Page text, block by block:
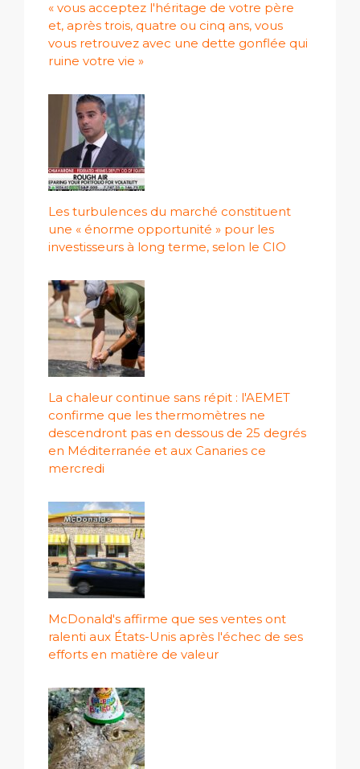
« vous acceptez l'héritage de votre père
et, après trois, quatre ou cinq ans, vous
vous retrouvez avec une dette gonflée qui
ruine votre vie »
Les turbulences du marché constituent
une « énorme opportunité » pour les
investisseurs à long terme, selon le CIO
La chaleur continue sans répit : l'AEMET
confirme que les thermomètres ne
descendront pas en dessous de 25 degrés
en Méditerranée et aux Canaries ce
mercredi
McDonald's affirme que ses ventes ont
ralenti aux États-Unis après l'échec de ses
efforts en matière de valeur